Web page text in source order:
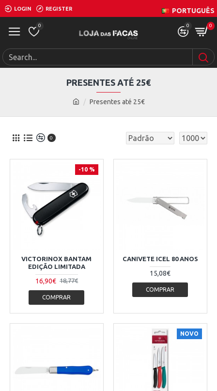
LOGIN REGISTER PORTUGUÊS
0 0 0
Presentes até 25€
PRESENTES ATÉ 25€
0
-10 %
VICTORINOX BANTAM
EDIÇÃO LIMITADA
16,90€ 18,77€
COMPRAR
CANIVETE ICEL 80 ANOS
15,08€
COMPRAR
NOVO